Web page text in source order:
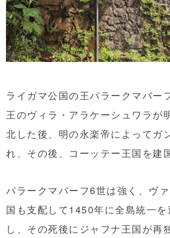
ライガマ公国の王パラークマバー
王のヴィラ・アラケーシュワラが
北した後、明の永楽帝によってガ
れ、その後、コーッテー王国を建
パラークマバーフ6世は強く、ヴ
国も支配して1450年に全島統一
し、その死後にジャフナ王国が再